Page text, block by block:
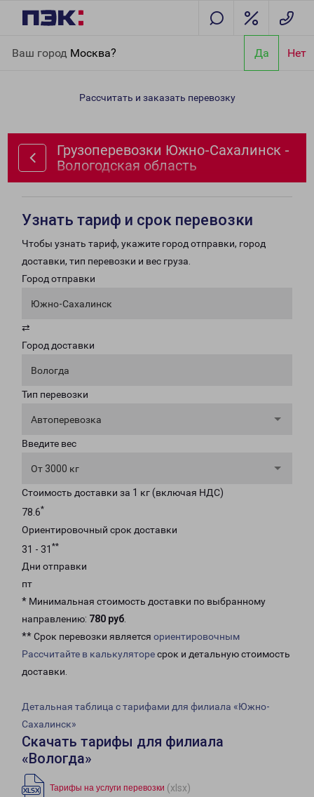
Ваш город Москва? Да Нет
Вологодская область
Рассчитать и заказать перевозку
Грузоперевозки Южно-Сахалинск -
Вологодская область
Узнать тариф и срок перевозки
Чтобы узнать тариф, укажите город отправки, город
доставки, тип перевозки и вес груза.
Город отправки
Южно-Сахалинск
⇄
Город доставки
Вологда
Тип перевозки
Автоперевозка
Введите вес
От 3000 кг
Стоимость доставки за 1 кг (включая НДС)
78.6*
Ориентировочный срок доставки
31 - 31 **
Дни отправки
пт
* Минимальная стоимость доставки по выбранному
направлению: 780 руб.
** Срок перевозки является ориентировочным
Рассчитайте в калькуляторесрок и детальную стоимость
доставки.
Детальная таблица с тарифами для филиала «Южно-
Сахалинск»
Скачать тарифы для филиала
«Вологда»
Тарифы на услуги перевозки (xlsx)